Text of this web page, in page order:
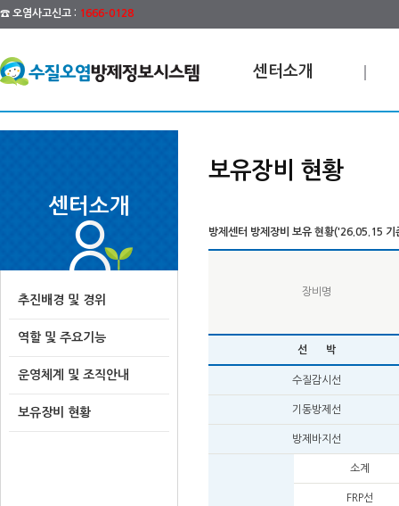
☎ 오염사고신고 : 1666-0128
센터소개
센터소개
추진배경 및 경위
역할 및 주요기능
운영체계 및 조직안내
보유장비 현황
보유장비 현황
방제센터 방제장비 보유 현황('26.05.15 기
장비명
선 박
수질감시선
기동방제선
방제바지선
소계
FRP선